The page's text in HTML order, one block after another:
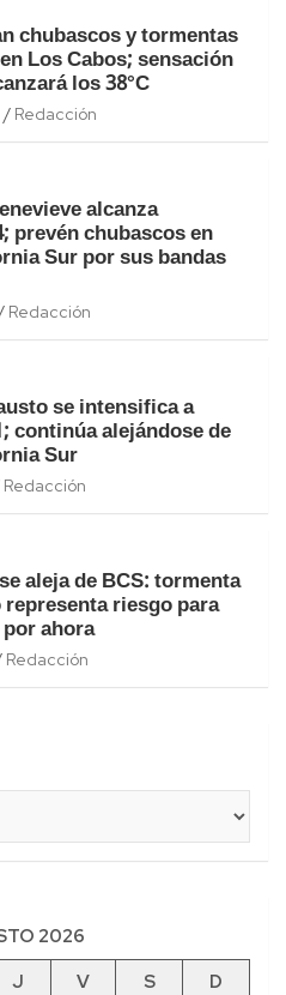
chubascos y tormentas
Los Cabos; sensación
los 38°C
Redacción
alcanza
prevén chubascos en
Sur por sus bandas
Redacción
se intensifica a
continúa alejándose de
Sur
Redacción
aleja de BCS: tormenta
riesgo para
ahora
Redacción
2026
J V S
D